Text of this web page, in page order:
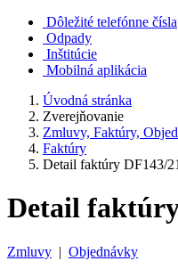
Dôležité telefónne čísla
Odpady
Inštitúcie
Mobilná aplikácia
Úvodná stránka
Zverejňovanie
Zmluvy, Faktúry,
Faktúry
Detail faktúry DF143/
Detail faktúry
Zmluvy | Objednávky